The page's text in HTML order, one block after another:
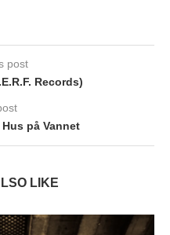
post
Records)
Hus på Vannet
LIKE